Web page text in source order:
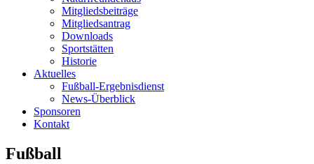
Mitgliedsbeiträge
Mitgliedsantrag
Downloads
Sportstätten
Historie
Aktuelles
Fußball-Ergebnisdienst
News-Überblick
Sponsoren
Kontakt
Fußball